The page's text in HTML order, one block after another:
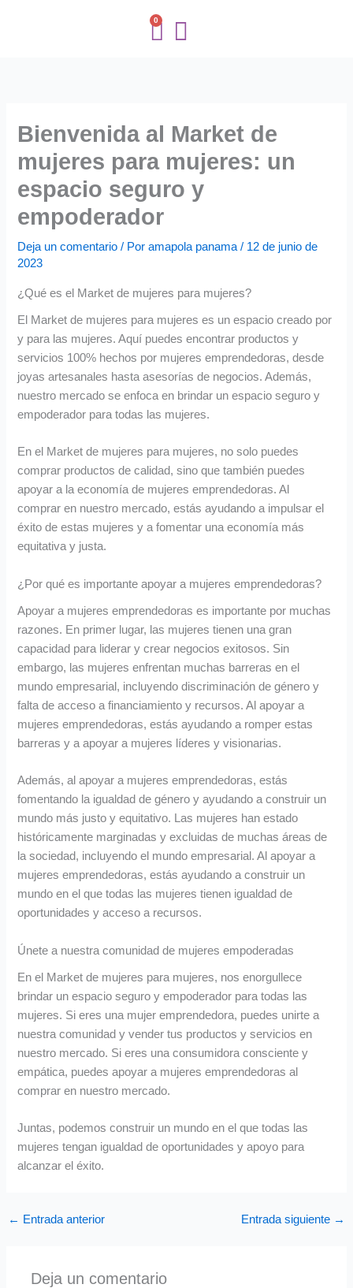
0
Cart
Bienvenida al Market de
mujeres para mujeres: un
espacio seguro y
empoderador
Deja un comentario / Poramapola panama/ 12 de junio de
2023
¿Qué es el Market de mujeres para mujeres?
El Market de mujeres para mujeres es un espacio creado por
y para las mujeres. Aquí puedes encontrar productos y
servicios 100% hechos por mujeres emprendedoras, desde
joyas artesanales hasta asesorías de negocios. Además,
nuestro mercado se enfoca en brindar un espacio seguro y
empoderador para todas las mujeres.
En el Market de mujeres para mujeres, no solo puedes
comprar productos de calidad, sino que también puedes
apoyar a la economía de mujeres emprendedoras. Al
comprar en nuestro mercado, estás ayudando a impulsar el
éxito de estas mujeres y a fomentar una economía más
equitativa y justa.
¿Por qué es importante apoyar a mujeres emprendedoras?
Apoyar a mujeres emprendedoras es importante por muchas
razones. En primer lugar, las mujeres tienen una gran
capacidad para liderar y crear negocios exitosos. Sin
embargo, las mujeres enfrentan muchas barreras en el
mundo empresarial, incluyendo discriminación de género y
falta de acceso a financiamiento y recursos. Al apoyar a
mujeres emprendedoras, estás ayudando a romper estas
barreras y a apoyar a mujeres líderes y visionarias.
Además, al apoyar a mujeres emprendedoras, estás
fomentando la igualdad de género y ayudando a construir un
mundo más justo y equitativo. Las mujeres han estado
históricamente marginadas y excluidas de muchas áreas de
la sociedad, incluyendo el mundo empresarial. Al apoyar a
mujeres emprendedoras, estás ayudando a construir un
mundo en el que todas las mujeres tienen igualdad de
oportunidades y acceso a recursos.
Únete a nuestra comunidad de mujeres empoderadas
En el Market de mujeres para mujeres, nos enorgullece
brindar un espacio seguro y empoderador para todas las
mujeres. Si eres una mujer emprendedora, puedes unirte a
nuestra comunidad y vender tus productos y servicios en
nuestro mercado. Si eres una consumidora consciente y
empática, puedes apoyar a mujeres emprendedoras al
comprar en nuestro mercado.
Juntas, podemos construir un mundo en el que todas las
mujeres tengan igualdad de oportunidades y apoyo para
alcanzar el éxito.
← Entrada anterior Entrada siguiente →
Deja un comentario